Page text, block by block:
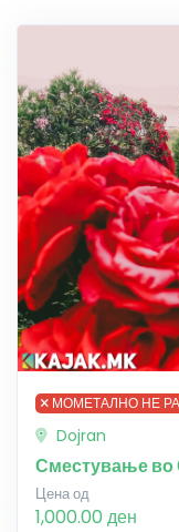
МОМЕТАЛНО НЕ
Dojran
Сместување во
Цена од
1,000.00 ден